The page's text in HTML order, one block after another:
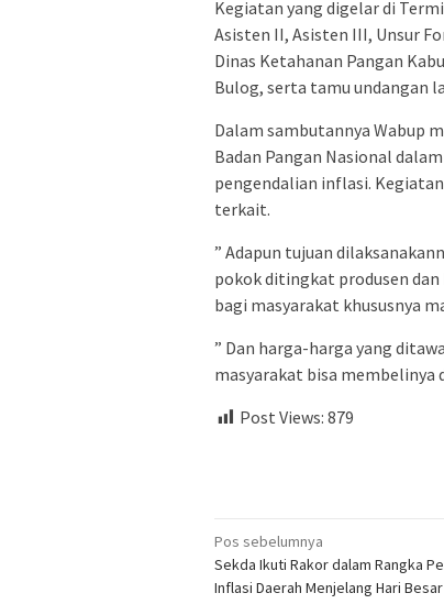
Kegiatan yang digelar di
Asisten II, Asisten III, Unsur
Dinas Ketahanan Pangan
Bulog, serta tamu undangan
Dalam sambutannya Wabup
Badan Pangan Nasional
pengendalian inflasi.
terkait.
” Adapun tujuan
pokok ditingkat produsen
bagi masyarakat khususnya
” Dan harga-harga yang
masyarakat bisa membelinya
Post Views: 879
Navigasi
pos
Pos sebelumnya
Sekda Ikuti Rakor dalam Rangka
Inflasi Daerah Menjelang Hari